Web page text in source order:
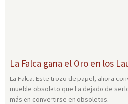
La Falca gana el Oro en los
La Falca: Este trozo de papel, ahora
mueble obsoleto que ha dejado de
más en convertirse en obsoletos.